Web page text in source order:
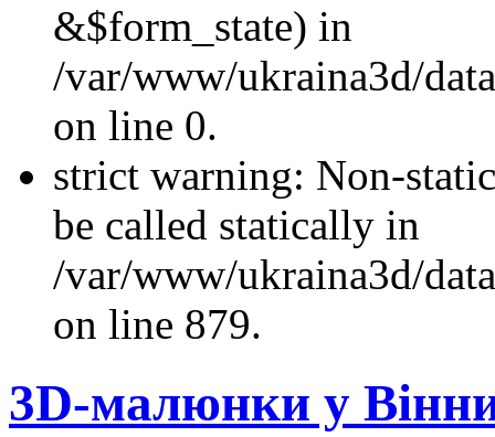
&$form_state) in
/var/www/ukraina3d/
on line 0.
strict warning: Non-
be called statically in
/var/www/ukraina3d/
on line 879.
3D-малюнки у